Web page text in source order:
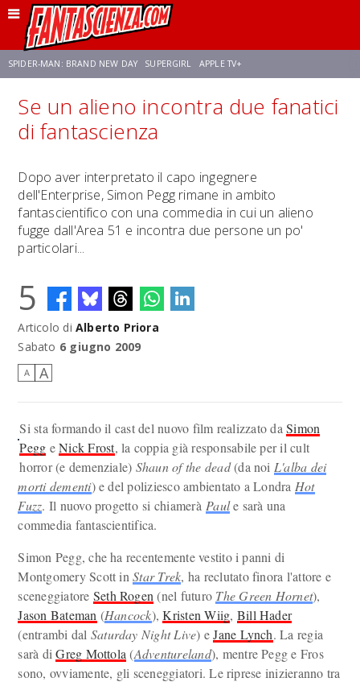
SPIDER-MAN: BRAND NEW DAY SUPERGIRL APPLE TV+
FRANCO RICCIARDIELLO ZENDAYA AVENGERS: DOOMSDAY STAR TREK
Se un alieno incontra due fanatici
di fantascienza
Dopo aver interpretato il capo ingegnere
dell'Enterprise, Simon Pegg rimane in ambito
fantascientifico con una commedia in cui un alieno
fugge dall'Area 51 e incontra due persone un po'
particolari...
5
Articolo di Alberto Priora
Sabato 6 giugno 2009
A A
Si sta formando il cast del nuovo film realizzato daSimon
Pegg eNick Frost, la coppia già responsabile per il cult
horror (e demenziale) Shaun of the dead(da noi L'alba dei
morti dementi) e del poliziesco ambientato a Londra Hot
Fuzz. Il nuovo progetto si chiamerà Paule sarà una
commedia fantascientifica.
Simon Pegg, che ha recentemente vestito i panni di
Montgomery Scott inStar Trek, ha reclutato finora l'attore e
sceneggiatore Seth Rogen (nel futuro The Green Hornet),
Jason Bateman (Hancock),Kristen Wiig, Bill Hader
(entrambi dal Saturday Night Live) eJane Lynch. La regia
sarà diGreg Mottola (Adventureland), mentre Pegg e Fros
sono, ovviamente, gli sceneggiatori. Le riprese inizieranno tra